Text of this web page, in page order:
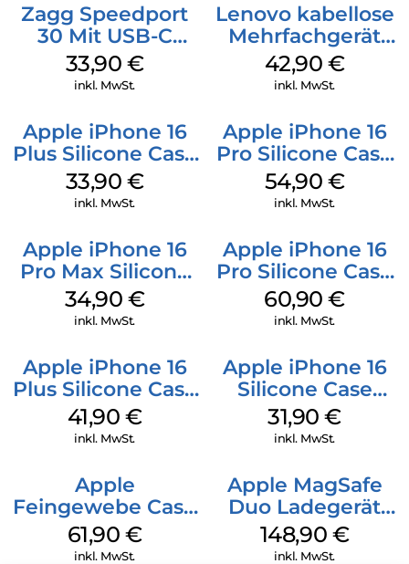
Zagg Speedport
30 Mit USB-C
Kabel Weiß
33,90 €
inkl. MwSt.
Lenovo kabellose
Mehrfachgerät
Luna Grey
42,90 €
inkl. MwSt.
Apple iPhone 16
Plus Silicone Case
MagSafe Lake
Green
33,90 €
inkl. MwSt.
Apple iPhone 16
Pro Silicone Case
MagSafe Black
54,90 €
inkl. MwSt.
Apple iPhone 16
Pro Max Silicone
Case MagSafe
Denim
34,90 €
inkl. MwSt.
Apple iPhone 16
Pro Silicone Case
MagSafe Stone
Gray
60,90€
inkl. MwSt.
Apple iPhone 16
Plus Silicone Case
MagSafe Stone
Gray
41,90 €
inkl. MwSt.
Apple iPhone 16
Silicone Case
MagSafe Fuchsia
31,90€
inkl. MwSt.
Apple
Feingewebe Case
iPhone 15 Pro
MagSafe Schwarz
61,90 €
inkl. MwSt.
Apple MagSafe
Duo Ladegerät
Weiß
148,90 €
inkl. MwSt.